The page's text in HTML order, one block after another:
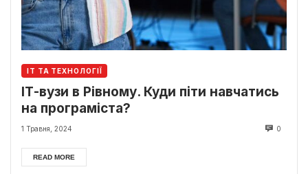
ІТ ТА ТЕХНОЛОГІЇ
ІТ-вузи в Рівному. Куди піти навчатись
на програміста?
1 Травня, 2024 0
READ MORE